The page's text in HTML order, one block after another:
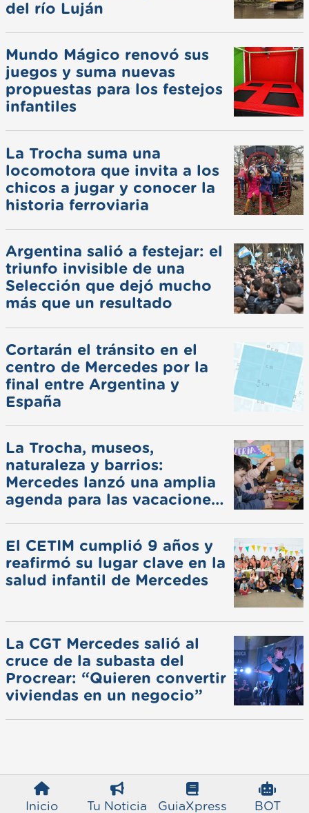
Inicio Tu Noticia GuiaXpress BOT
del río Luján
Mundo Mágico renovó sus
juegos y suma nuevas
propuestas para los festejos
infantiles
La Trocha suma una
locomotora que invita a los
chicos a jugar y conocer la
historia ferroviaria
Argentina salió a festejar: el
triunfo invisible de una
Selección que dejó mucho
más que un resultado
Cortarán el tránsito en el
centro de Mercedes por la
final entre Argentina y
España
La Trocha, museos,
naturaleza y barrios:
Mercedes lanzó una amplia
agenda para las vacaciones
El CETIM cumplió 9 años y
reafirmó su lugar clave en la
salud infantil de Mercedes
La CGT Mercedes salió al
cruce de la subasta del
Procrear: “Quieren convertir
viviendas en un negocio”